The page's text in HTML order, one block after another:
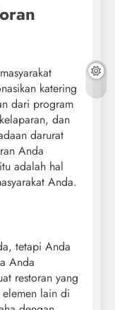
katering
dari program
dan
darurat
Anda
adalah hal
Anda.
tetapi Anda
Anda
restoran yang
lain di